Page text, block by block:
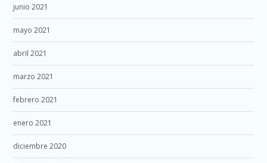
junio 2021
mayo 2021
abril 2021
marzo 2021
febrero 2021
enero 2021
diciembre 2020